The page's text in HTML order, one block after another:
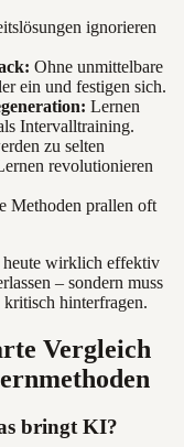
ignorieren
Ohne unmittelbare
ein und festigen sich.
Lernen
Intervalltraining.
zu selten
revolutionieren
Methoden prallen oft
heute wirklich effektiv
– sondern muss
kritisch hinterfragen.
Vergleich
bringt KI?